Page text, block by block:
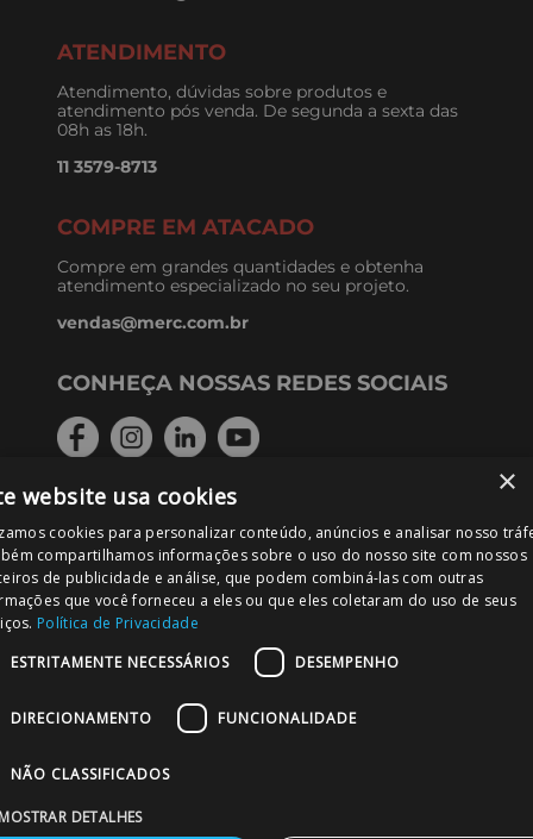
Merc
Grupo Merc
Venda para empresas
AJUDA
Entregas
Pagamentos
Trocas
Cancelamentos
Meus pedidos
DÚVIDAS, SUGESTÕES OU
RECLAMAÇÕES
A MERC mantém um departamento dedicado
para o atendimento ao cliente.
Entre em contato. Sua opnião é importante para
nós
atendimento@merc.com.br
ATENDIMENTO
Atendimento, dúvidas sobre produtos e
atendimento pós venda. De segunda a sexta das
11 3579-8713
×
website usa cookies
cookies para personalizar conteúdo, anúncios e analisar nosso
compartilhamos informações sobre o uso do nosso site com nossos
de publicidade e análise, que podem combiná-las com outras
que você forneceu a eles ou que eles coletaram do uso de seus
Política de Privacidade
ESTRITAMENTE NECESSÁRIOS
DESEMPENHO
DIRECIONAMENTO FUNCIONALIDADE
NÃO CLASSIFICADOS
DETALHES